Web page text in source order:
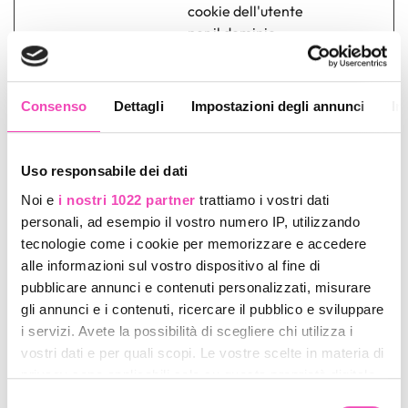
Consenso Dettagli Impostazioni degli annunci
Uso responsabile dei dati
Noi e i nostri 1022 partner trattiamo i vostri dati
personali, ad esempio il vostro numero IP, utilizzando
tecnologie come i cookie per memorizzare e accedere
alle informazioni sul vostro dispositivo al fine di
pubblicare annunci e contenuti personalizzati, misurare
gli annunci e i contenuti, ricercare il pubblico e sviluppare
i servizi. Avete la possibilità di scegliere chi utilizza i
vostri dati e per quali scopi. Le vostre scelte in materia di
privacy sono applicabili solo su questa proprietà digitale
cookie dell'utente
per il dominio
pr
www.ilpatti
noriccione.
it
Preserva gli stati
dell'utente nelle
diverse pagine del
30
giorni
submit_tok
en1
noriccione.
it
antispam per l'invio
dei form
test_cooki
Google
Utilizzato per
verificare se il
browser dell'utente
supporta i cookie.
www_ilpatt
inoriccione
www.ilpatti
noriccione.
Utilizzato per le
variabili di sessione
Session
e